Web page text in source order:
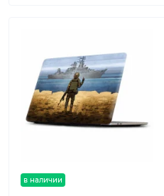
в наличии